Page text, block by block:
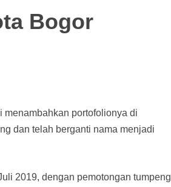
Bogor
portofolionya di
dan telah berganti nama menjadi
2019, dengan pemotongan tumpeng